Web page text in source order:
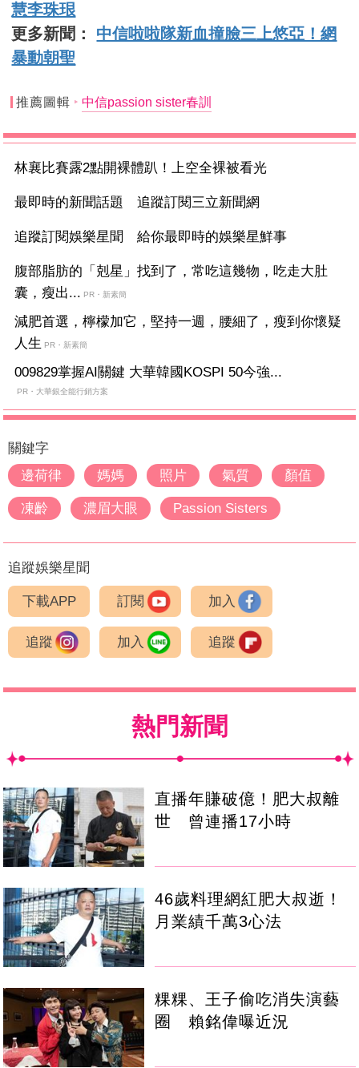
慧李珠珢
更多新聞： 中信啦啦隊新血撞臉三上悠亞！網
暴動朝聖
推薦圖輯 中信passion sister春訓
林襄比賽露2點開裸體趴！上空全裸被看光
最即時的新聞話題 追蹤訂閱三立新聞網
追蹤訂閱娛樂星聞 給你最即時的娛樂星鮮事
腹部脂肪的「剋星」找到了，常吃這幾物，吃走大肚
囊，瘦出... PR・新素簡
減肥首選，檸檬加它，堅持一週，腰細了，瘦到你懷疑
人生 PR・新素簡
009829掌握AI關鍵 大華韓國KOSPI 50今強...
PR・大華銀全能行銷方案
關鍵字
邊荷律
媽媽 照片 氣質 顏值
凍齡 濃眉大眼 Passion Sisters
追蹤娛樂星聞
下載APP 訂閱 加入
追蹤 加入 追蹤
熱門新聞
直播年賺破億！肥大叔離
世 曾連播17小時
46歲料理網紅肥大叔逝！
月業績千萬3心法
粿粿、王子偷吃消失演藝
圈 賴銘偉曝近況